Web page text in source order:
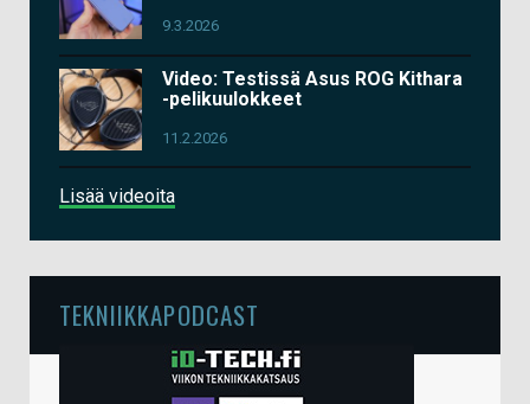
9.3.2026
Video: Testissä Asus ROG Kithara
-pelikuulokkeet
11.2.2026
Lisää videoita
TEKNIIKKAPODCAST